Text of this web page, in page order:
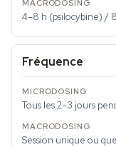
4–8 h (psilocybine) /
Fréquence
Tous les 2–3 jours
Session unique ou